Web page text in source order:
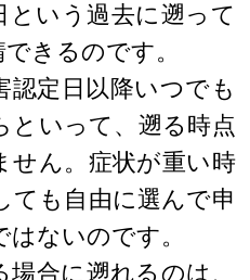
という過去に遡って
きるのです。
定日以降いつでも
といって、遡る時点
せん。症状が重い時
ても自由に選んで申
ないのです。
合に遡れるのは、